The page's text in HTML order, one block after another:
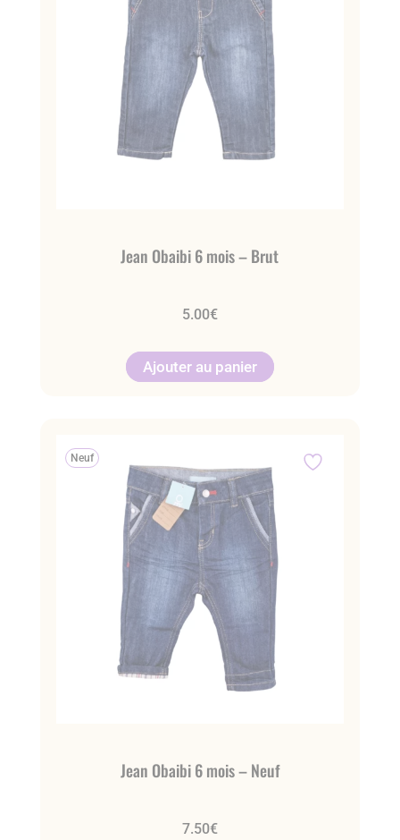
Jean Obaibi 6 mois – Brut
5.00€
Ajouter au panier
Neuf
Jean Obaibi 6 mois – Neuf
7.50€